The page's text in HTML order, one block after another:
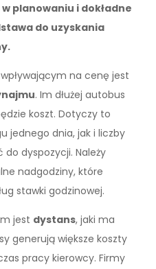
planowaniu i dokładne
do uzyskania
na cenę jest
. Im dłużej autobus
koszt. Dotyczy to
jednego dnia, jak i liczby
dyspozycji. Należy
nadgodziny, które
stawki godzinowej.
jest dystans, jaki ma
generują większe koszty
pracy kierowcy. Firmy